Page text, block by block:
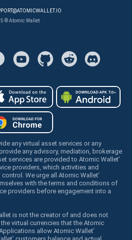
© Atomic Wallet
any virtual asset services or any
any advisory, mediation, brokerage
services are provided to Atomic Wallet’
providers, which activities and
We urge all Atomic Wallet’
with the terms and conditions of
providers before engagement into a
is not the creator of and does not
virtual currencies that the Atomic
allow Atomic Wallet’